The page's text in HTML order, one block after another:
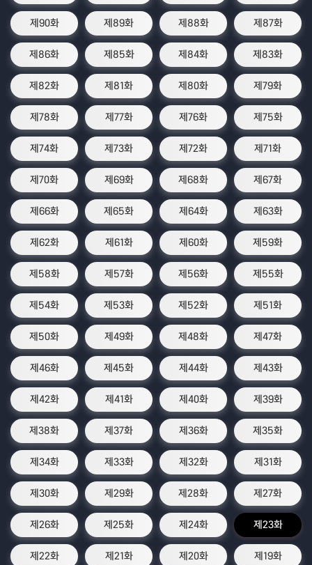
제90화 제89화 제88화 제87화
제86화 제85화 제84화 제83화
제82화 제81화 제80화 제79화
제78화 제77화 제76화 제75화
제74화 제73화 제72화 제71화
제70화 제69화 제68화 제67화
제66화 제65화 제64화 제63화
제62화 제61화 제60화 제59화
제58화 제57화 제56화 제55화
제54화 제53화 제52화 제51화
제50화 제49화 제48화 제47화
제46화 제45화 제44화 제43화
제42화 제41화 제40화 제39화
제38화 제37화 제36화 제35화
제34화 제33화 제32화 제31화
제30화 제29화 제28화 제27화
제26화 제25화 제24화 제23화
제22화 제21화 제20화 제19화